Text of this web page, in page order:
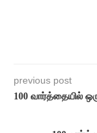
previous post
100 வார்த்தையில்